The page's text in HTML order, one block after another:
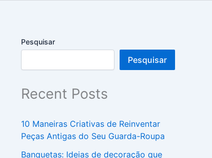
Pesquisar
Pesquisar
Recent Posts
10 Maneiras Criativas de Reinventar
Peças Antigas do Seu Guarda-Roupa
Banquetas: Ideias de decoração que